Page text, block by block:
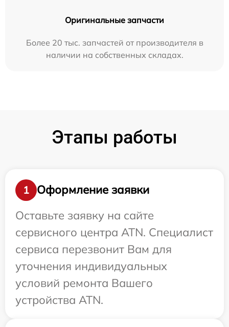
Оригинальные запчасти
Более 20 тыс. запчастей от производителя в
наличии на собственных складах.
Этапы работы
1
Оформление заявки
Оставьте заявку на сайте
сервисного центра ATN. Специалист
сервиса перезвонит Вам для
уточнения индивидуальных
условий ремонта Вашего
устройства ATN.